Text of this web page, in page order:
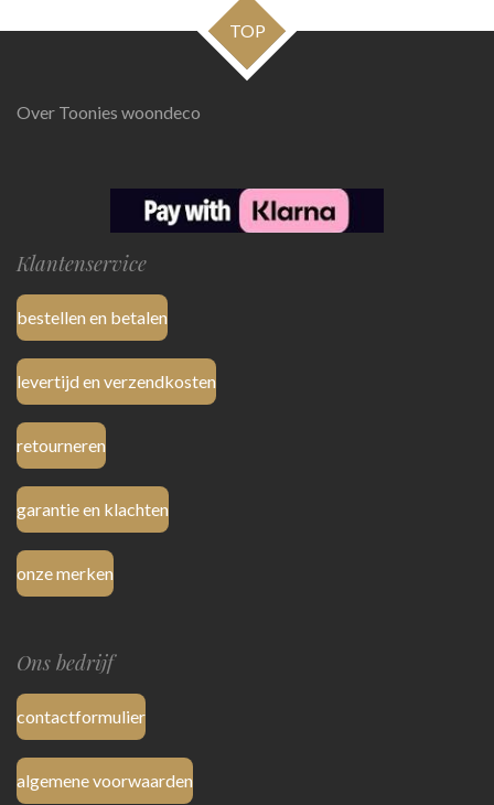
TOP
Over Toonies woondeco
Klantenservice
bestellen en betalen
levertijd en verzendkosten
retourneren
garantie en klachten
onze merken
Ons bedrijf
contactformulier
algemene voorwaarden